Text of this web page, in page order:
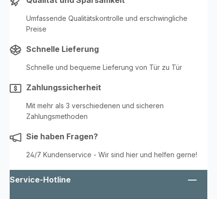
Konsolen und Träger.
Umfassende Qualitätskontrolle und erschwingliche
Preise
Schnelle Lieferung
Schnelle und bequeme Lieferung von Tür zu Tür
Zahlungssicherheit
Mit mehr als 3 verschiedenen und sicheren
Zahlungsmethoden
Sie haben Fragen?
24/7 Kundenservice - Wir sind hier und helfen gerne!
Service-Hotline